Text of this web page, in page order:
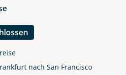
nach San Francisco